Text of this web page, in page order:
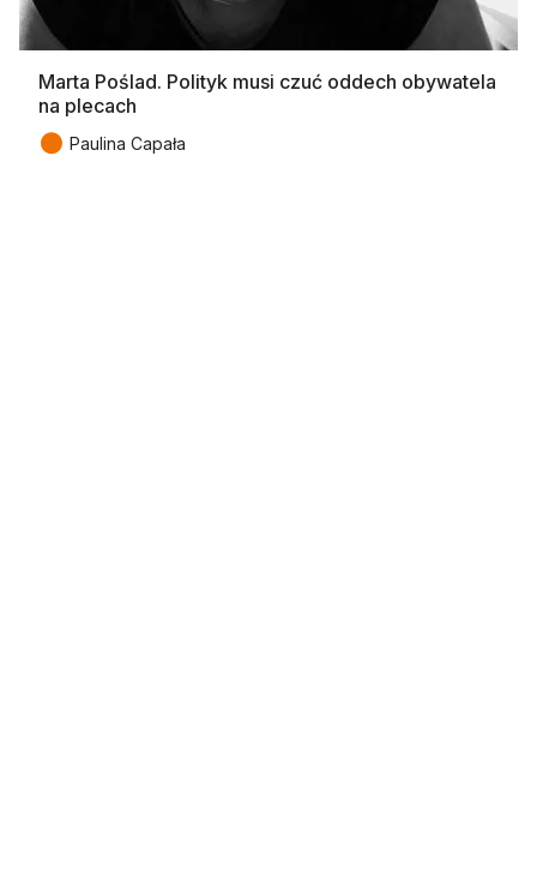
Marta Poślad. Polityk musi czuć oddech obywatela
na plecach
● Paulina Capała